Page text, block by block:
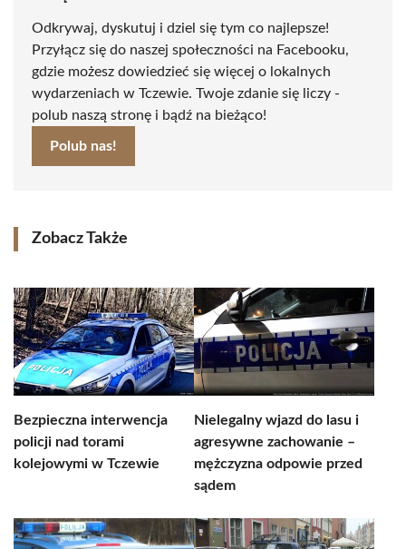
Odkrywaj, dyskutuj i dziel się tym co najlepsze!
Przyłącz się do naszej społeczności na Facebooku,
gdzie możesz dowiedzieć się więcej o lokalnych
wydarzeniach w Tczewie. Twoje zdanie się liczy -
polub naszą stronę i bądź na bieżąco!
Polub nas!
Zobacz Także
Bezpieczna interwencja
policji nad torami
kolejowymi w Tczewie
Nielegalny wjazd do lasu i
agresywne zachowanie –
mężczyzna odpowie przed
sądem